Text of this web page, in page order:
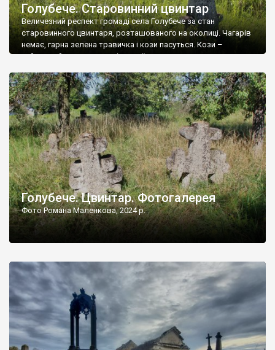
Голубече. Старовинний цвинтар
Величезний респект громаді села Голубече за стан
старовинного цвинтаря, розташованого на околиці. Чагарів
немає, гарна зелена травичка і кози пасуться. Кози –
найкращий регулятор шкідливої, для старих кладовищ,
бруньками, кози ті бруньки обгризають, бо то улюблений
делікатес. На цвинтарі у Голубечому ціла колекція
різноманітних форм хрестів. Село відносно невелике, […]
Голубече. Цвинтар. Фотогалерея
Фото Романа Маленкова, 2024 р.